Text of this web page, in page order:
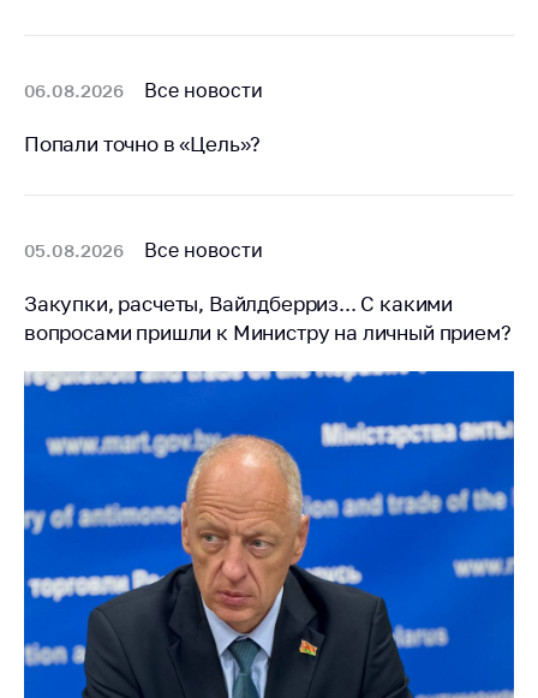
обращения
цен на товары
медицинские
изделия
Контакты
Адрес и режим
работы
Министра
Горячая линия
Пресс-служба
Вышестоящий
государственный
орган
Важное на сайте
06.08.2026 Все новости
Попали точно в «Цель»?
05.08.2026 Все новости
Закупки, расчеты, Вайлдберриз... С какими
вопросами пришли к Министру на личный прием?